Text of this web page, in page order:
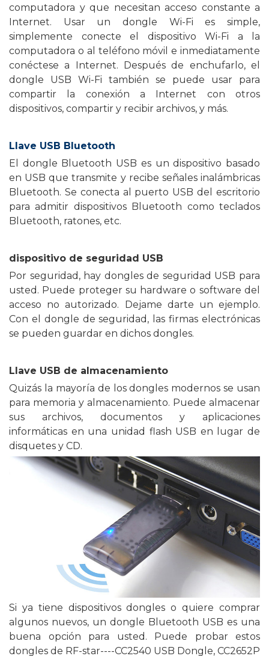
computadora y que necesitan acceso constante a
Internet. Usar un dongle Wi-Fi es simple,
simplemente conecte el dispositivo Wi-Fi a la
computadora o al teléfono móvil e inmediatamente
conéctese a Internet. Después de enchufarlo, el
dongle USB Wi-Fi también se puede usar para
compartir la conexión a Internet con otros
dispositivos, compartir y recibir archivos, y más.
Llave USB Bluetooth
El dongle Bluetooth USB es un dispositivo basado
en USB que transmite y recibe señales inalámbricas
Bluetooth. Se conecta al puerto USB del escritorio
para admitir dispositivos Bluetooth como teclados
Bluetooth, ratones, etc.
dispositivo de seguridad USB
Por seguridad, hay dongles de seguridad USB para
usted. Puede proteger su hardware o software del
acceso no autorizado. Dejame darte un ejemplo.
Con el dongle de seguridad, las firmas electrónicas
se pueden guardar en dichos dongles.
Llave USB de almacenamiento
Quizás la mayoría de los dongles modernos se usan
para memoria y almacenamiento. Puede almacenar
sus archivos, documentos y aplicaciones
informáticas en una unidad flash USB en lugar de
disquetes y CD.
Si ya tiene dispositivos dongles o quiere comprar
algunos nuevos, un dongle Bluetooth USB es una
buena opción para usted. Puede probar estos
dongles de RF-star----CC2540 USB Dongle, CC2652P